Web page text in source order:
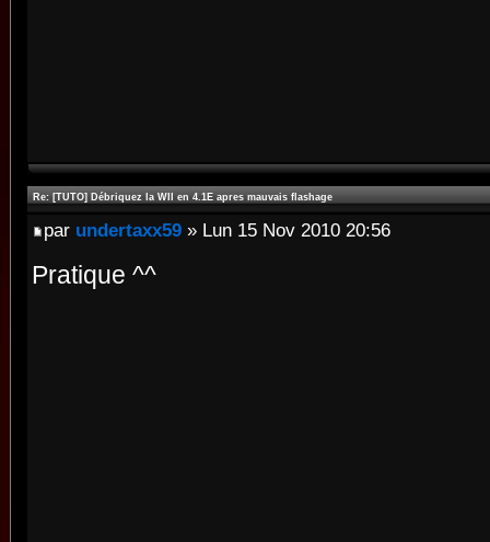
Re: [TUTO] Débriquez la WII en 4.1E apres mauvais flashage
par undertaxx59 » Lun 15 Nov 2010 20:56
Pratique ^^